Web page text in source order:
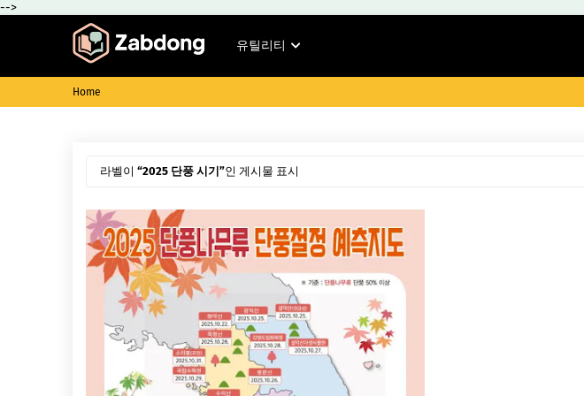
-->
유틸리티
Home
라벨이 2025 단풍 시기 인 게시물 표시